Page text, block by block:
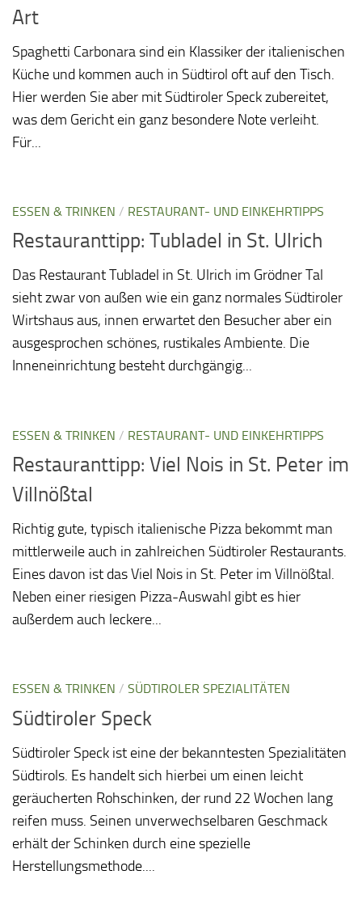
Art
Spaghetti Carbonara sind ein Klassiker der italienischen
Küche und kommen auch in Südtirol oft auf den Tisch.
Hier werden Sie aber mit Südtiroler Speck zubereitet,
was dem Gericht ein ganz besondere Note verleiht.
Für...
ESSEN & TRINKEN / RESTAURANT- UND EINKEHRTIPPS
Restauranttipp: Tubladel in St. Ulrich
Das Restaurant Tubladel in St. Ulrich im Grödner Tal
sieht zwar von außen wie ein ganz normales Südtiroler
Wirtshaus aus, innen erwartet den Besucher aber ein
ausgesprochen schönes, rustikales Ambiente. Die
Inneneinrichtung besteht durchgängig...
ESSEN & TRINKEN / RESTAURANT- UND EINKEHRTIPPS
Restauranttipp: Viel Nois in St. Peter im
Villnößtal
Richtig gute, typisch italienische Pizza bekommt man
mittlerweile auch in zahlreichen Südtiroler Restaurants.
Eines davon ist das Viel Nois in St. Peter im Villnößtal.
Neben einer riesigen Pizza-Auswahl gibt es hier
außerdem auch leckere...
ESSEN & TRINKEN / SÜDTIROLER SPEZIALITÄTEN
Südtiroler Speck
Südtiroler Speck ist eine der bekanntesten Spezialitäten
Südtirols. Es handelt sich hierbei um einen leicht
geräucherten Rohschinken, der rund 22 Wochen lang
reifen muss. Seinen unverwechselbaren Geschmack
erhält der Schinken durch eine spezielle
Herstellungsmethode....